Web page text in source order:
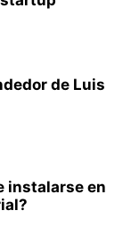
de Luis
instalarse en